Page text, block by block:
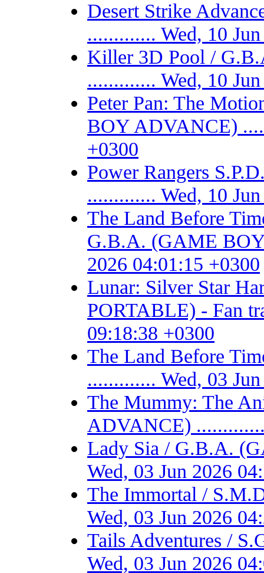
Desert Strike
............. Wed, 10
Killer 3D Pool /
............. Wed, 10
Peter Pan: The
BOY ADVANCE)
+0300
Power Rangers
............. Wed, 10
The Land Before
G.B.A. (GAME
2026 04:01:15 +0300
Lunar: Silver Star
PORTABLE) - Fan
09:18:38 +0300
The Land Before
............. Wed, 03
The Mummy: The
ADVANCE)
Lady Sia / G.B.A.
Wed, 03 Jun 2026
The Immortal /
Wed, 03 Jun 2026
Tails Adventures /
Wed, 03 Jun 2026